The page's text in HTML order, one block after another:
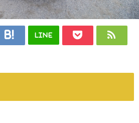
LINE